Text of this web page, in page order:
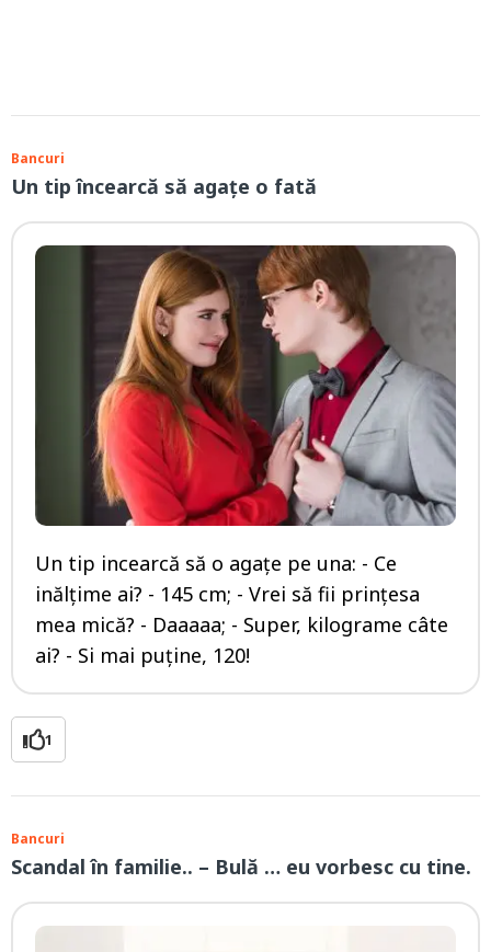
Bancuri
Un tip încearcă să agațe o fată
Un tip incearcă să o agațe pe una: - Ce
inălțime ai? - 145 cm; - Vrei să fii prințesa
mea mică? - Daaaaa; - Super, kilograme câte
ai? - Si mai puține, 120!
1
Bancuri
Scandal în familie.. – Bulă … eu vorbesc cu tine.